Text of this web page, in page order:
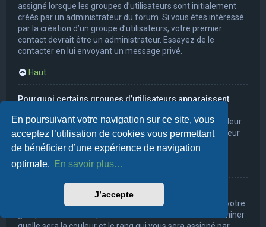
En poursuivant votre navigation sur ce site, vous
acceptez l’utilisation de cookies vous permettant
de bénéficier d’une expérience de navigation
optimale.
En savoir plus…
J’accepte
assigné lorsque les groupes d’utilisateurs sont initialement
créés par un administrateur du forum. Si vous êtes intéressé
par la création d’un groupe d’utilisateurs, votre premier
contact devrait être un administrateur. Essayez de le
contacter en lui envoyant un message privé.
Haut
Pourquoi certains groupes d’utilisateurs apparaissent
Les administrateurs du forum peuvent assigner une couleur
aux membres d’un groupe d’utilisateurs afin de faciliter leur
identification.
Haut
Qu’est-ce qu’un « groupe d’utilisateurs par défaut » ?
Si vous êtes membre de plus d’un groupe d’utilisateurs, votre
groupe d’utilisateurs par défaut est utilisé afin de déterminer